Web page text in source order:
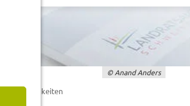
© Anand Anders
Neuig­kei­ten